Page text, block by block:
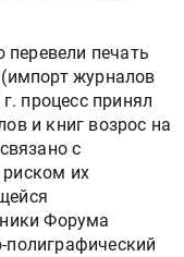
перевели печать
журналов
процесс принял
и книг возрос на
с
их
Форума